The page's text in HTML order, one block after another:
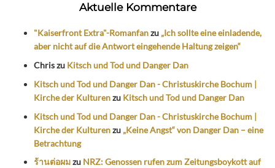
Aktuelle Kommentare
"Kaiserfront Extra"-Romanfanzu „Ich sollte eine einladende,
aber nicht auf die Antwort eingehende Haltung zeigen“
Chriszu Kitsch und Tod und Danger Dan
Kitsch und Tod und Danger Dan - Christuskirche Bochum |
Kirche der Kulturenzu Kitsch und Tod und Danger Dan
Kitsch und Tod und Danger Dan - Christuskirche Bochum |
Kirche der Kulturenzu „Keine Angst“ von Danger Dan – eine
Betrachtung
ร้านต่อผมzu NRZ: Genossen rufen zum Zeitungsboykott auf